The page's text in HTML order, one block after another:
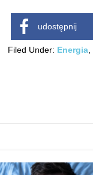
udostępnij
Filed Under: Energia